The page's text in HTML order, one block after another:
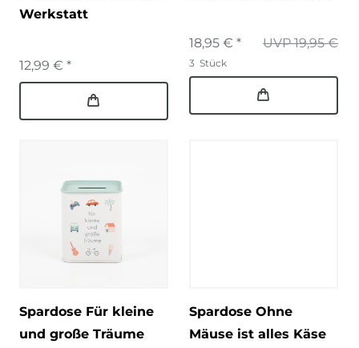
Werkstatt
12,99 € *
UVP 19,95 €
18,95 € *
3 Stück
Spardose Für kleine
und große Träume
Spardose Ohne
Mäuse ist alles Käse